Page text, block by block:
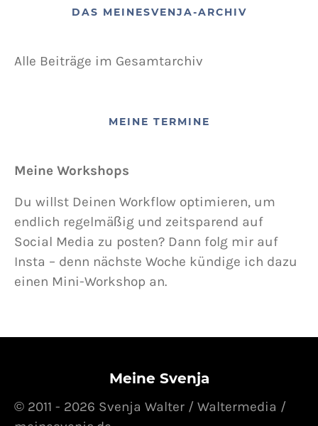
DAS MEINESVENJA-ARCHIV
Alle Beiträge im Gesamtarchiv
MEINE TERMINE
Meine Workshops
Du willst Deinen Workflow optimieren, um
endlich regelmäßig und zeitsparend auf
Social Media zu posten? Dann folg mir auf
Insta – denn nächste Woche kündige ich dazu
einen Mini-Workshop an.
Meine Svenja
© 2011 - 2026 Svenja Walter / Waltermedia /